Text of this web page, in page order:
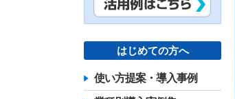
はじめての方へ
使い方提案・導入事例